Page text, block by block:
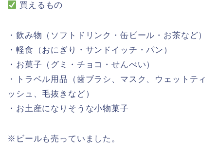
買えるもの
・飲み物（ソフトドリンク・缶ビール・お茶など）
・軽食（おにぎり・サンドイッチ・パン）
・お菓子（グミ・チョコ・せんべい）
・トラベル用品（歯ブラシ、マスク、ウェットティ
ッシュ、毛抜きなど）
・お土産になりそうな小物菓子
※ビールも売っていました。